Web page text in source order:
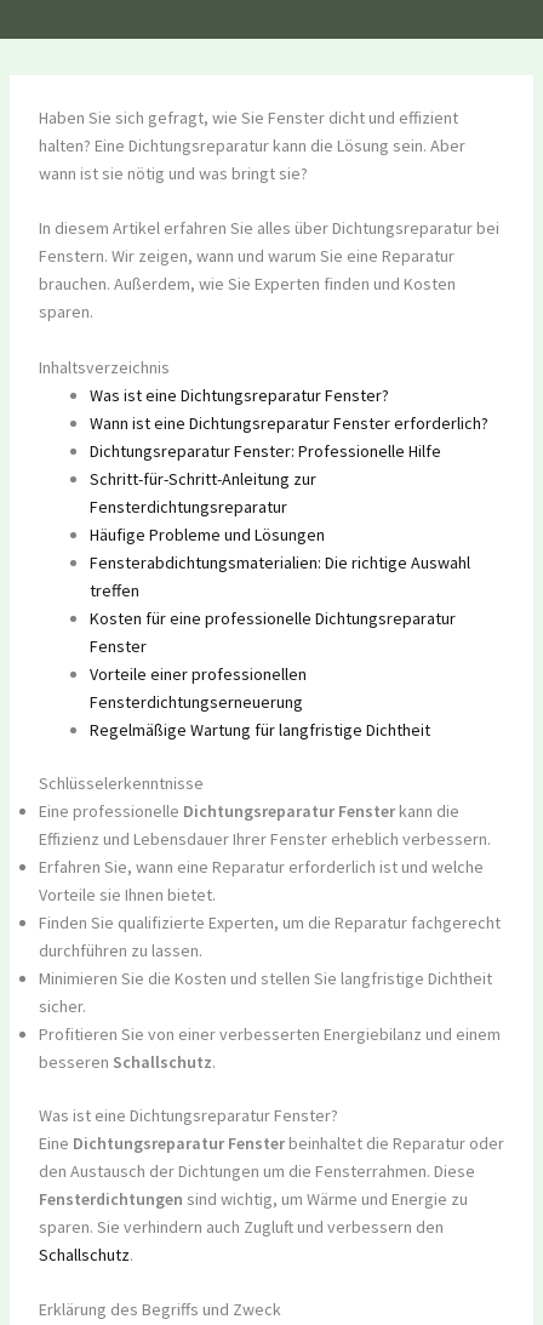
Haben Sie sich gefragt, wie Sie Fenster dicht und effizient
halten? Eine Dichtungsreparatur kann die Lösung sein. Aber
wann ist sie nötig und was bringt sie?
In diesem Artikel erfahren Sie alles über Dichtungsreparatur bei
Fenstern. Wir zeigen, wann und warum Sie eine Reparatur
brauchen. Außerdem, wie Sie Experten finden und Kosten
sparen.
Inhaltsverzeichnis
Was ist eine Dichtungsreparatur Fenster?
Wann ist eine Dichtungsreparatur Fenster erforderlich?
Dichtungsreparatur Fenster: Professionelle Hilfe
Schritt-für-Schritt-Anleitung zur
Fensterdichtungsreparatur
Häufige Probleme und Lösungen
Fensterabdichtungsmaterialien: Die richtige Auswahl
treffen
Kosten für eine professionelle Dichtungsreparatur
Fenster
Vorteile einer professionellen
Fensterdichtungserneuerung
Regelmäßige Wartung für langfristige Dichtheit
Schlüsselerkenntnisse
Eine professionelle Dichtungsreparatur Fensterkann die
Effizienz und Lebensdauer Ihrer Fenster erheblich verbessern.
Erfahren Sie, wann eine Reparatur erforderlich ist und welche
Vorteile sie Ihnen bietet.
Finden Sie qualifizierte Experten, um die Reparatur fachgerecht
durchführen zu lassen.
Minimieren Sie die Kosten und stellen Sie langfristige Dichtheit
sicher.
Profitieren Sie von einer verbesserten Energiebilanz und einem
besseren Schallschutz.
Was ist eine Dichtungsreparatur Fenster?
Eine Dichtungsreparatur Fensterbeinhaltet die Reparatur oder
den Austausch der Dichtungen um die Fensterrahmen. Diese
Fensterdichtungen sind wichtig, um Wärme und Energie zu
sparen. Sie verhindern auch Zugluft und verbessern den
Schallschutz.
Erklärung des Begriffs und Zweck